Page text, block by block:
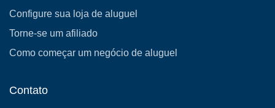
Configure sua loja de aluguel
Torne-se um afiliado
Como começar um negócio de aluguel
Contato